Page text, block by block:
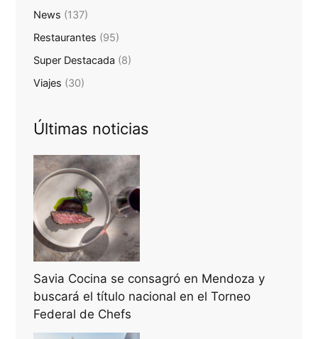
News (137)
Restaurantes (95)
Super Destacada (8)
Viajes (30)
Últimas noticias
Savia Cocina se consagró en Mendoza y
buscará el título nacional en el Torneo
Federal de Chefs